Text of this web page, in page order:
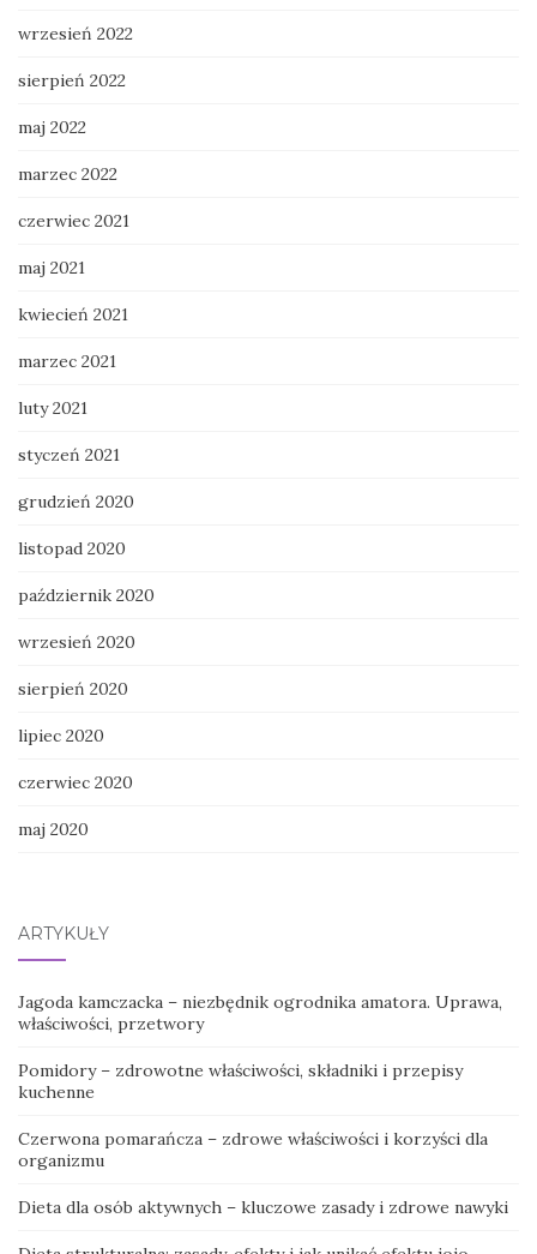
wrzesień 2022
sierpień 2022
maj 2022
marzec 2022
czerwiec 2021
maj 2021
kwiecień 2021
marzec 2021
luty 2021
styczeń 2021
grudzień 2020
listopad 2020
październik 2020
wrzesień 2020
sierpień 2020
lipiec 2020
czerwiec 2020
maj 2020
ARTYKUŁY
Jagoda kamczacka – niezbędnik ogrodnika amatora. Uprawa,
właściwości, przetwory
Pomidory – zdrowotne właściwości, składniki i przepisy
kuchenne
Czerwona pomarańcza – zdrowe właściwości i korzyści dla
organizmu
Dieta dla osób aktywnych – kluczowe zasady i zdrowe nawyki